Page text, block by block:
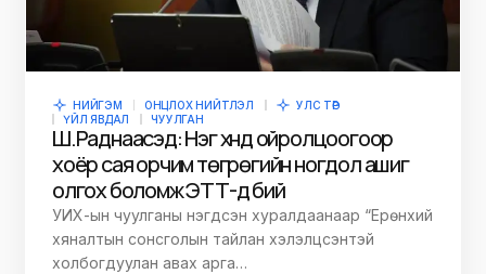
НИЙГЭМ ОНЦЛОХ НИЙТЛЭЛ
УЛС ТӨР
ҮЙЛ ЯВДАЛ
ЧУУЛГАН
Ш.Раднаасэд: Нэг хүнд ойролцоогоор
хоёр сая орчим төгрөгийн ногдол ашиг
олгох боломж ЭТТ-д бий
УИХ-ын чуулганы нэгдсэн хуралдаанаар “Ерөнхий
хяналтын сонсголын тайлан хэлэлцсэнтэй
холбогдуулан авах арга…